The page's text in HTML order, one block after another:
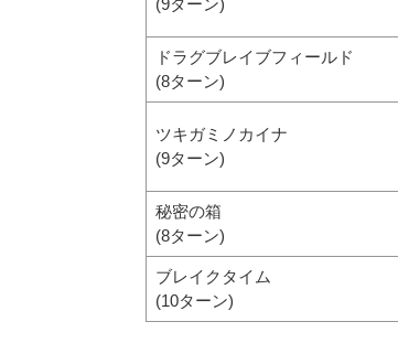
ドラグブレイブフィールド
(8ターン)
ツキガミノカイナ
(9ターン)
秘密の箱
(8ターン)
ブレイクタイム
(10ターン)